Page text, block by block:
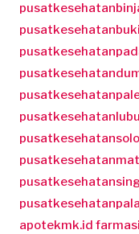
apotekmk.id